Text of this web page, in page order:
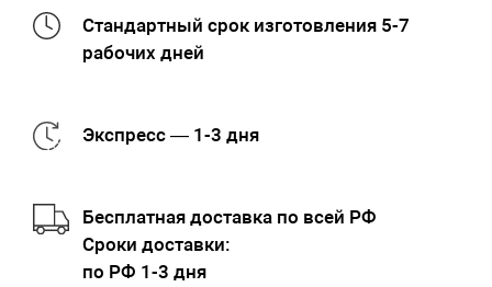
Стандартный срок изготовления 5-7
рабочих дней
Экспресс — 1-3 дня
Бесплатная доставка по всей РФ
Cроки доставки:
по РФ 1-3 дня